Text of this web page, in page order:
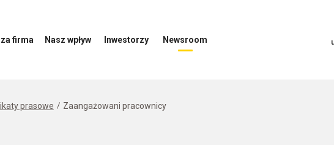
firma Nasz wpływ Inwestorzy Newsroom
prasowe Zaangażowani pracownicy